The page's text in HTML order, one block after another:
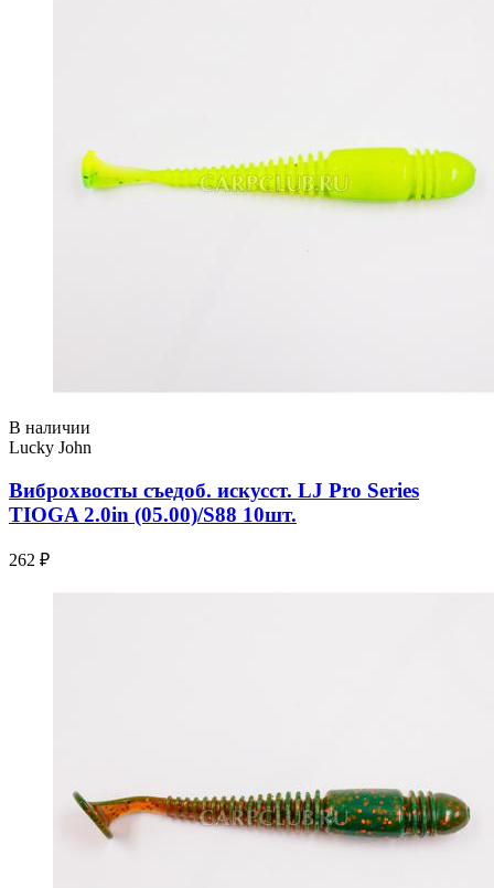
В наличии
Lucky John
Виброхвосты съедоб. искусст. LJ Pro Series
TIOGA 2.0in (05.00)/S88 10шт.
262 ₽